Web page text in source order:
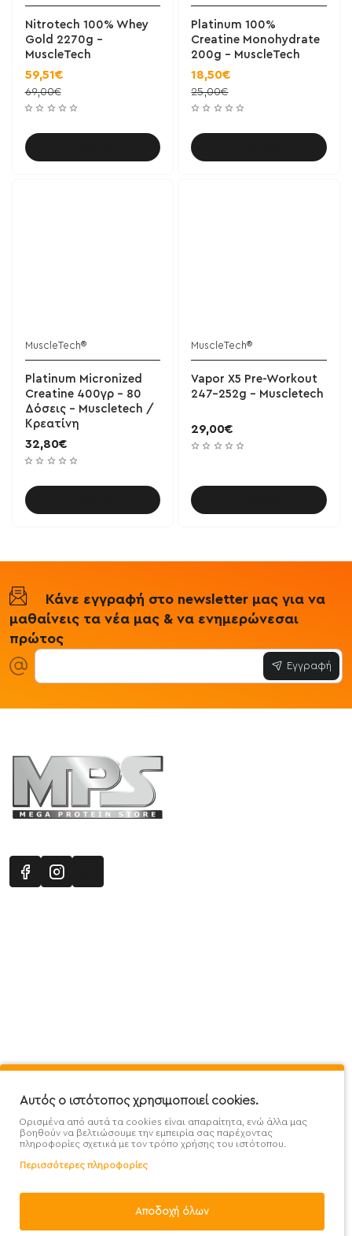
Nitrotech 100% Whey
Gold 2270g -
MuscleTech
59,51€
69,00€
Platinum 100%
Creatine Monohydrate
200g - MuscleTech
18,50€
25,00€
MuscleTech®
Platinum Micronized
Creatine 400γρ - 80
Δόσεις - Muscletech /
Κρεατίνη
32,80€
MuscleTech®
Vapor X5 Pre-Workout
247-252g - Muscletech
29,00€
Κάνε εγγραφή στο newsletter μας για να
μαθαίνεις τα νέα μας & να ενημερώνεσαι
πρώτος
Εγγραφή
Χάρτης Ιστότοπου
Προσφορές - Clearence
Σύγκριση
GDPR
Χονδρική
Φίλτρα
Αυτός ο ιστότοπος χρησιμοποιεί cookies.
Ορισμένα από αυτά τα cookies είναι απαραίτητα, ενώ άλλα μας
βοηθούν να βελτιώσουμε την εμπειρία σας παρέχοντας
πληροφορίες σχετικά με τον τρόπο χρήσης του ιστότοπου.
Περισσότερες πληροφορίες
Αποδοχή όλων